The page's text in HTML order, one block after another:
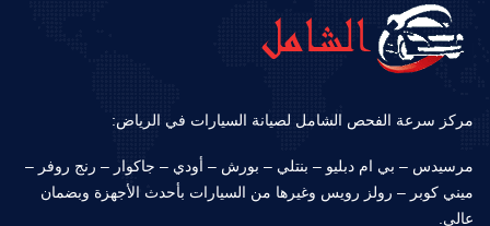
مركز سرعة الفحص الشامل لصيانة السيارات في الرياض:
مرسيدس – بي ام دبليو – بنتلي – بورش – أودي – جاكوار – رنج روفر –
ميني كوبر – رولز رويس وغيرها من السيارات بأحدث الأجهزة وبضمان
عالي.